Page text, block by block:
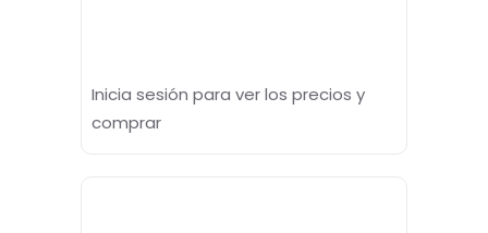
Inicia sesión para ver los precios y
comprar